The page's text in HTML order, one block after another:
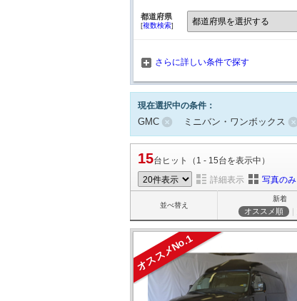
都道府県
[複数検索]
さらに詳しい条件で探す
現在選択中の条件：
GMC ミニバン・ワンボックス
15台ヒット（1 - 15台を表示中）
詳細表示 写真のみ
並べ替え
新着
オススメ順 ｜
オススメNo.1